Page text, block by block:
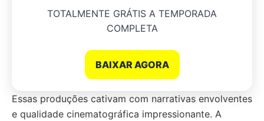
TOTALMENTE GRÁTIS A TEMPORADA
COMPLETA
BAIXAR AGORA
Essas produções cativam com narrativas envolventes
e qualidade cinematográfica impressionante. A